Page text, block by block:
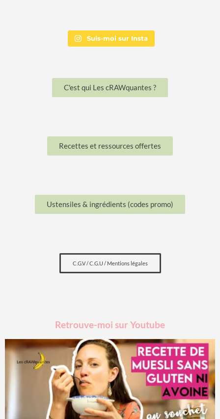
Suis-moi sur Insta
C'est qui Les cRAWquantes ?
Recettes et ressources offertes
Ustensiles & ingrédients (codes promo)
C.G.V / C.G.U / Mentions légales
Retrouve-moi sur Youtube